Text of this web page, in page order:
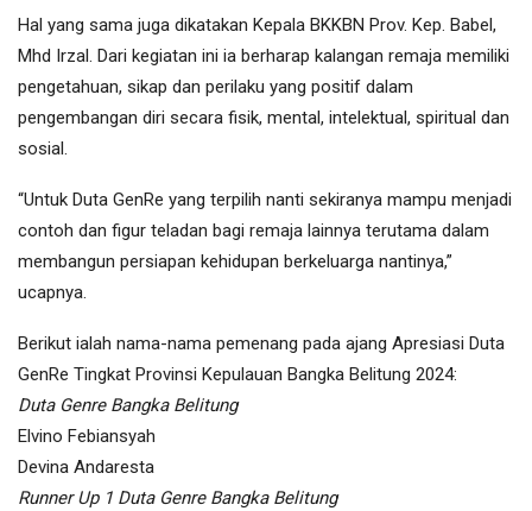
Hal yang sama juga dikatakan Kepala BKKBN Prov. Kep. Babel,
Mhd Irzal. Dari kegiatan ini ia berharap kalangan remaja memiliki
pengetahuan, sikap dan perilaku yang positif dalam
pengembangan diri secara fisik, mental, intelektual, spiritual dan
sosial.
“Untuk Duta GenRe yang terpilih nanti sekiranya mampu menjadi
contoh dan figur teladan bagi remaja lainnya terutama dalam
membangun persiapan kehidupan berkeluarga nantinya,”
ucapnya.
Berikut ialah nama-nama pemenang pada ajang Apresiasi Duta
GenRe Tingkat Provinsi Kepulauan Bangka Belitung 2024:
Duta Genre Bangka Belitung
Elvino Febiansyah
Devina Andaresta
Runner Up 1 Duta Genre Bangka Belitung